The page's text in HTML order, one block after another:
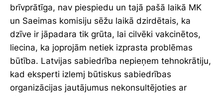
brīvprātīga, nav piespiedu un tajā pašā laikā MK
un Saeimas komisiju sēžu laikā dzirdētais, ka
dzīve ir jāpadara tik grūta, lai cilvēki vakcinētos,
liecina, ka joprojām netiek izprasta problēmas
būtība. Latvijas sabiedrība nepieņem tehnokrātiju,
kad eksperti izlemj būtiskus sabiedrības
organizācijas jautājumus nekonsultējoties ar